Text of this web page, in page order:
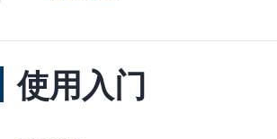
使用入门